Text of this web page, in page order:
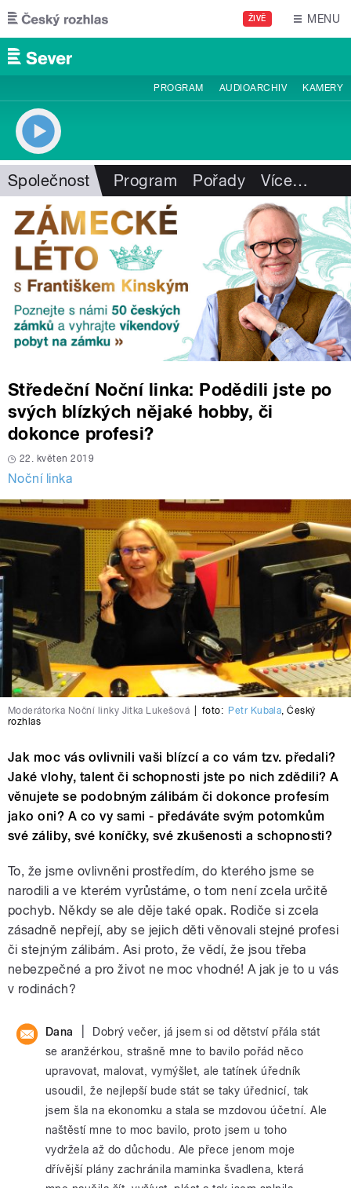
Přejít k hlavnímu obsahu
ŽIVĚ MENU
PROGRAM AUDIOARCHIV KAMERY
Společnost Program Pořady Více…
Středeční Noční linka: Podědili jste po
svých blízkých nějaké hobby, či
dokonce profesi?
22. květen 2019
Noční linka
Moderátorka Noční linky Jitka Lukešová foto: Petr Kubala,Český
rozhlas
Jak moc vás ovlivnili vaši blízcí a co vám tzv. předali?
Jaké vlohy, talent či schopnosti jste po nich zdědili? A
věnujete se podobným zálibám či dokonce profesím
jako oni? A co vy sami - předáváte svým potomkům
své záliby, své koníčky, své zkušenosti a schopnosti?
To, že jsme ovlivněni prostředím, do kterého jsme se
narodili a ve kterém vyrůstáme, o tom není zcela určitě
pochyb. Někdy se ale děje také opak. Rodiče si zcela
zásadně nepřejí, aby se jejich děti věnovali stejné profesi
či stejným zálibám. Asi proto, že vědí, že jsou třeba
nebezpečné a pro život ne moc vhodné! A jak je to u vás
v rodinách?
Dana
Dobrý večer, já jsem si od dětství přála stát
se aranžérkou, strašně mne to bavilo pořád něco
upravovat, malovat, vymýšlet, ale tatínek úředník
usoudil, že nejlepší bude stát se taky úřednicí, tak
jsem šla na ekonomku a stala se mzdovou účetní. Ale
naštěstí mne to moc bavilo, proto jsem u toho
vydržela až do důchodu. Ale přece jenom moje
dřívější plány zachránila maminka švadlena, která